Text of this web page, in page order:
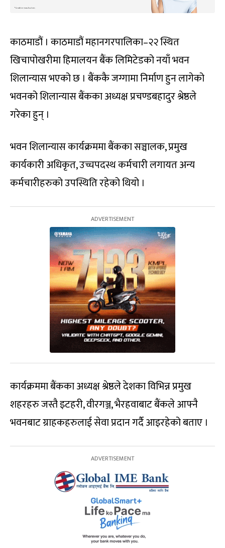
काठमाडौं । काठमाडौं महानगरपालिका–२२ स्थित
खिचापोखरीमा हिमालयन बैंक लिमिटेडको नयाँ भवन
शिलान्यास भएको छ । बैंककै जग्गामा निर्माण हुन लागेको
भवनको शिलान्यास बैंकका अध्यक्ष प्रचण्डबहादुर श्रेष्ठले
गरेका हुन् ।
भवन शिलान्यास कार्यक्रममा बैंकका सञ्चालक, प्रमुख
कार्यकारी अधिकृत, उच्चपदस्थ कर्मचारी लगायत अन्य
कर्मचारीहरुको उपस्थिति रहेको थियो ।
कार्यक्रममा बैंकका अध्यक्ष श्रेष्ठले देशका विभिन्न प्रमुख
शहरहरु जस्तै इटहरी, वीरगञ्ज, भैरहवाबाट बैंकले आफ्नै
भवनबाट ग्राहकहरुलाई सेवा प्रदान गर्दै आइरहेको बताए ।